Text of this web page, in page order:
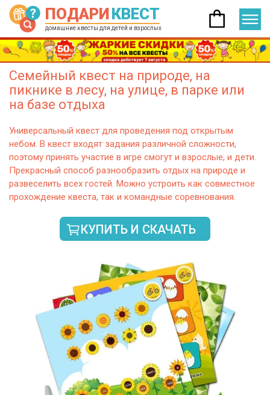
ПОДАРИКВЕСТ
домашние квесты для детей и взрослых
Семейный квест на природе, на
пикнике в лесу, на улице, в парке или
на базе отдыха
Универсальный квест для проведения под открытым
небом. В квест входят задания различной сложности,
поэтому принять участие в игре смогут и взрослые, и дети.
Прекрасный способ разнообразить отдых на природе и
развеселить всех гостей. Можно устроить как совместное
прохождение квеста, так и командные соревнования.
КУПИТЬ И СКАЧАТЬ